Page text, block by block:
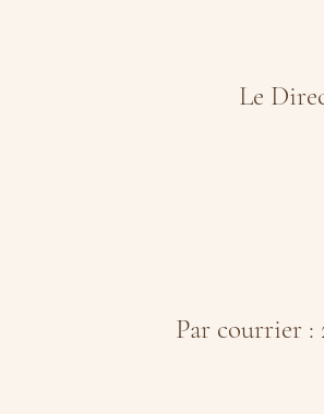
Le
Par courrier :